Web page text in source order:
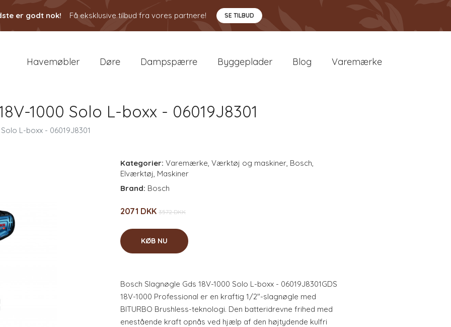
er godt nok! Få eksklusive tilbud fra vores partnere! SE TILBUD
Havemøbler Døre Dampspærre Byggeplader Blog Varemærke
1000 Solo L-boxx - 06019J8301
L-boxx - 06019J8301
Kategorier: Varemærke, Værktøj og maskiner, Bosch,
Elværktøj, Maskiner
Brand: Bosch
2071 DKK 3572 DKK
KØB NU
Bosch Slagnøgle Gds 18V-1000 Solo L-boxx - 06019J8301GDS
18V-1000 Professional er en kraftig 1/2"-slagnøgle med
BITURBO Brushless-teknologi. Den batteridrevne frihed med
enestående kraft opnås ved hjælp af den højtydende kulfri